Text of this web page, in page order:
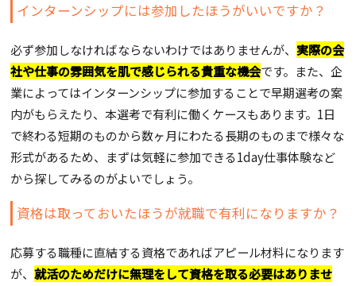
インターンシップには参加したほうがいいですか？
必ず参加しなければならないわけではありませんが、実際の会
社や仕事の雰囲気を肌で感じられる貴重な機会です。また、企
業によってはインターンシップに参加することで早期選考の案
内がもらえたり、本選考で有利に働くケースもあります。1日
で終わる短期のものから数ヶ月にわたる長期のものまで様々な
形式があるため、まずは気軽に参加できる1day仕事体験など
から探してみるのがよいでしょう。
資格は取っておいたほうが就職で有利になりますか？
応募する職種に直結する資格であればアピール材料になります
が、就活のためだけに無理をして資格を取る必要はありませ